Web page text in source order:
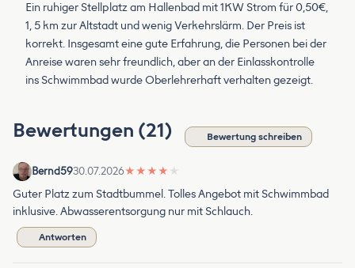
Ein ruhiger Stellplatz am Hallenbad mit 1KW Strom für 0,50€,
1, 5 km zur Altstadt und wenig Verkehrslärm. Der Preis ist
korrekt. Insgesamt eine gute Erfahrung, die Personen bei der
Anreise waren sehr freundlich, aber an der Einlasskontrolle
ins Schwimmbad wurde Oberlehrerhaft verhalten gezeigt.
Bewertungen (21) Bewertung schreiben
Bernd5930.07.2026★ ★ ★ ★ ★
Guter Platz zum Stadtbummel. Tolles Angebot mit Schwimmbad
inklusive. Abwasserentsorgung nur mit Schlauch.
Antworten